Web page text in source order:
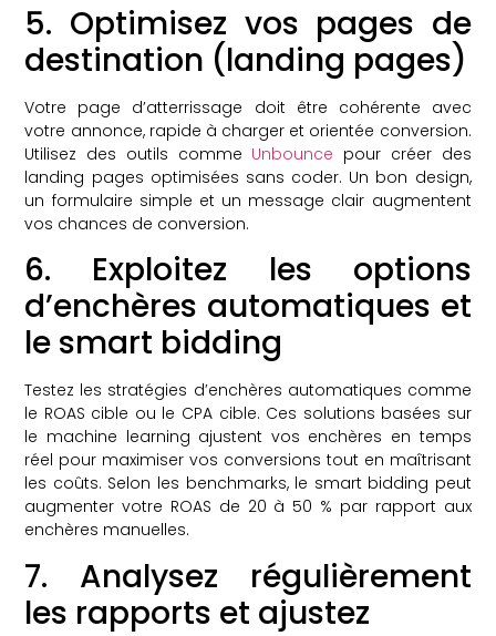
5. Optimisez vos pages de
destination (landing pages)
Votre page d’atterrissage doit être cohérente avec
votre annonce, rapide à charger et orientée conversion.
Utilisez des outils comme Unbounce pour créer des
landing pages optimisées sans coder. Un bon design,
un formulaire simple et un message clair augmentent
vos chances de conversion.
6. Exploitez les options
d’enchères automatiques et
le smart bidding
Testez les stratégies d’enchères automatiques comme
le ROAS cible ou le CPA cible. Ces solutions basées sur
le machine learning ajustent vos enchères en temps
réel pour maximiser vos conversions tout en maîtrisant
les coûts. Selon les benchmarks, le smart bidding peut
augmenter votre ROAS de 20 à 50 % par rapport aux
enchères manuelles.
7. Analysez régulièrement
les rapports et ajustez